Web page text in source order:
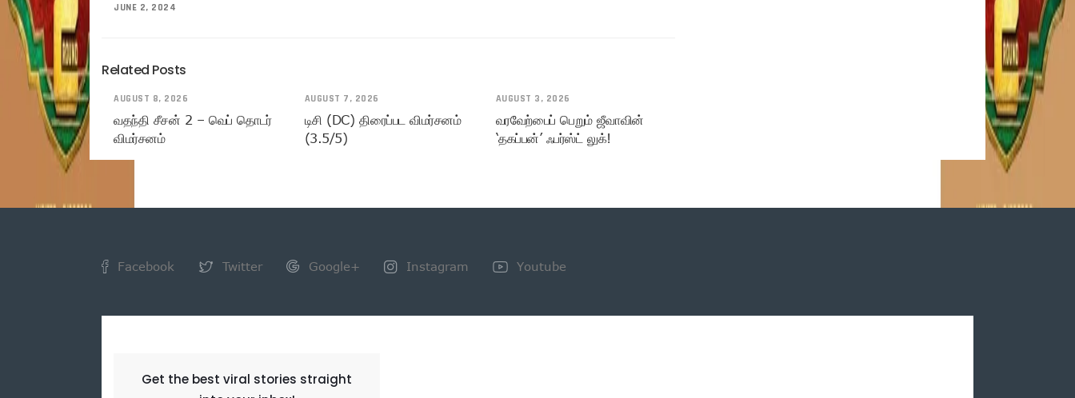
JUNE 2, 2024
Related Posts
AUGUST 8, 2026
வதந்தி சீசன் 2 – வெப் தொடர்
விமர்சனம்
AUGUST 7, 2026
டிசி (DC) திரைப்பட விமர்சனம்
(3.5/5)
AUGUST 3, 2026
வரவேற்பைப் பெறும் ஜீவாவின்
‘தகப்பன்’ ஃபர்ஸ்ட் லுக்!
Facebook Twitter Google+ Instagram Youtube
Get the best viral stories straight